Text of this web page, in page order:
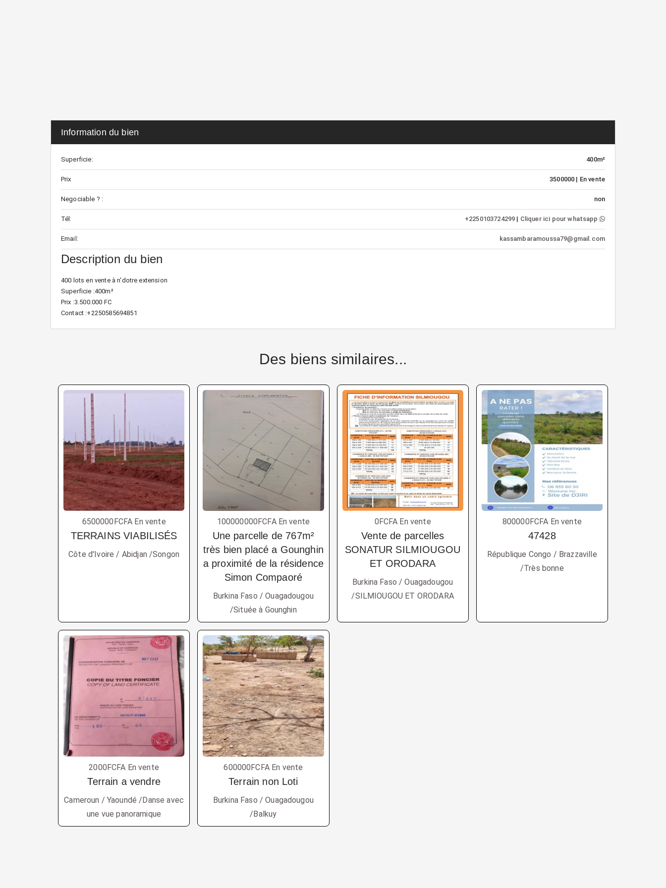
Information du bien
Superficie: 400m²
Prix 3500000 | En vente
Negociable ? : non
Tél: +2250103724299 | Cliquer ici pour whatsapp
Email: kassambaramoussa79@gmail.com
Description du bien
400 lots en vente à n'dotre extension
Superficie :400m²
Prix :3.500.000 FC
Contact :+2250585694851
Des biens similaires...
6500000FCFA En vente
TERRAINS VIABILISÉS
Côte d'Ivoire / Abidjan /Songon
100000000FCFA En vente
Une parcelle de 767m²
très bien placé a Gounghin
a proximité de la résidence
Simon Compaoré
Burkina Faso / Ouagadougou
/Située à Gounghin
0FCFA En vente
Vente de parcelles
SONATUR SILMIOUGOU
ET ORODARA
Burkina Faso / Ouagadougou
/SILMIOUGOU ET ORODARA
800000FCFA En vente
47428
République Congo / Brazzaville
/Très bonne
2000FCFA En vente
Terrain a vendre
Cameroun / Yaoundé /Danse avec
une vue panoramique
600000FCFA En vente
Terrain non Loti
Burkina Faso / Ouagadougou
/Balkuy